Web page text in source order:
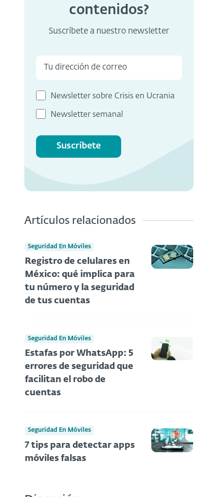
contenidos?
Suscríbete a nuestro newsletter
Newsletter sobre Crisis en Ucrania
Newsletter semanal
Suscríbete
Artículos relacionados
Seguridad En Móviles
Registro de celulares en
México: qué implica para
tu número y la seguridad
de tus cuentas
Seguridad En Móviles
Estafas por WhatsApp: 5
errores de seguridad que
facilitan el robo de
cuentas
Seguridad En Móviles
7 tips para detectar apps
móviles falsas